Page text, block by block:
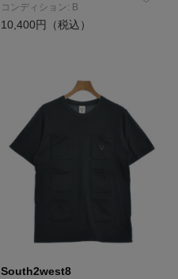
コンディション: B
10,400円（税込）
South2west8